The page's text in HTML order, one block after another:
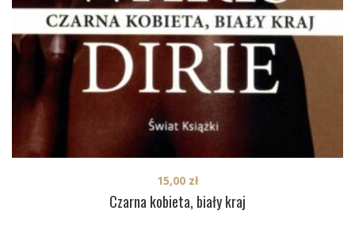
Czarna kobieta, biały kraj
15,00 zł